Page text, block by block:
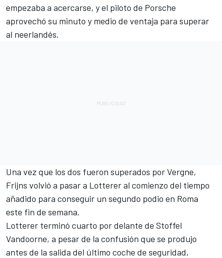
empezaba a acercarse, y el piloto de Porsche
aprovechó su minuto y medio de ventaja para superar
al neerlandés.
Una vez que los dos fueron superados por Vergne,
Frijns volvió a pasar a Lotterer al comienzo del tiempo
añadido para conseguir un segundo podio en Roma
este fin de semana.
Lotterer terminó cuarto por delante de Stoffel
Vandoorne, a pesar de la confusión que se produjo
antes de la salida del último coche de seguridad,